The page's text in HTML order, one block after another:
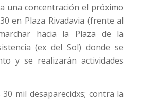
una concentración el próximo
en Plaza Rivadavia (frente al
hacia la Plaza de la
(ex del Sol) donde se
y se realizarán actividades
mil desaparecidxs; contra la